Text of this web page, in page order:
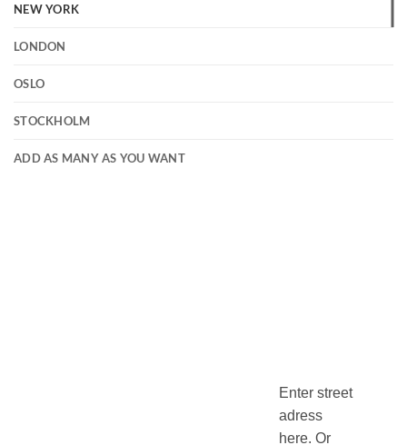
NEW YORK
LONDON
OSLO
STOCKHOLM
ADD AS MANY AS YOU WANT
Enter street
adress
here. Or